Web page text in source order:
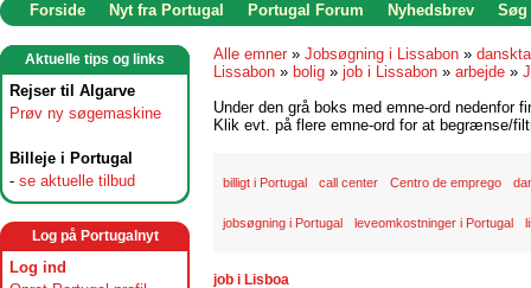
Forside Nyt fra Portugal Portugal Forum Nyhedsbrev Søg
Aktuelle tips og links
Rejser til Algarve
Prøv ny søgemaskine
Billeje i Portugal
- se aktuelle tilbud
Log på Portugalnyt
Log ind
Alle emner » Jobsøgning i Lissabon »
Lissabon » bolig » job i Lissabon » arbejde »
Under den grå boks med emne-ord nedenfor
Klik evt. på flere emne-ord for at begrænse/
billigt i Portugal call center Centro de emprego
jobsøgning i Portugal leveomkostninger i Portugal
job i Lisboa